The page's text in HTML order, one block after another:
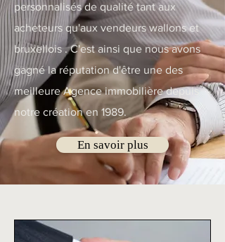
personnalisés de qualité tant aux
acheteurs qu'aux vendeurs wallons et
bruxellois . C'est ainsi que nous avons
gagné la réputation d'être une des
meilleure Agence immobilière depuis
notre création en 1989.
En savoir plus